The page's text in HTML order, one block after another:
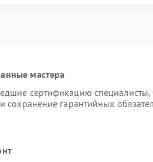
мастера
сертификацию специалисты,
сохранение гарантийных